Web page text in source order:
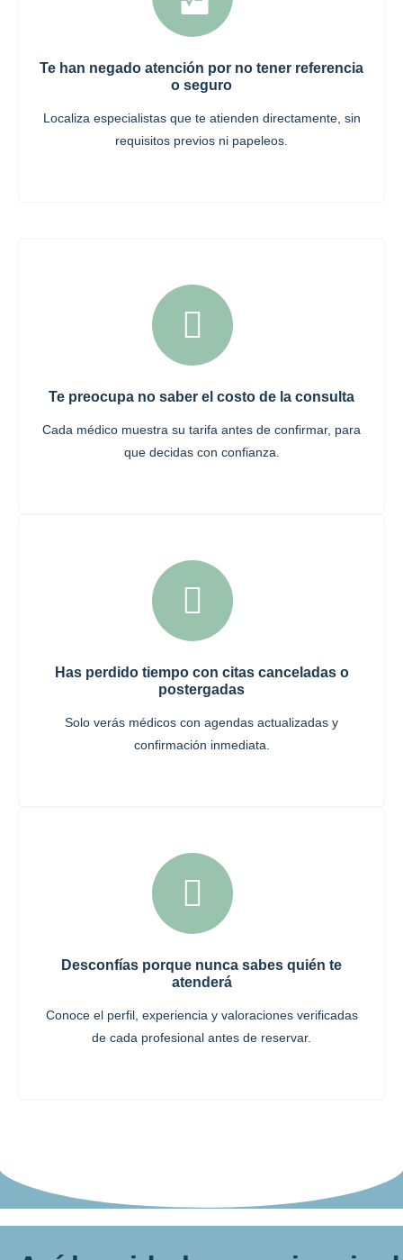
Te han negado atención por no tener referencia
o seguro
Localiza especialistas que te atienden directamente, sin
requisitos previos ni papeleos.
Te preocupa no saber el costo de la consulta
Cada médico muestra su tarifa antes de confirmar, para
que decidas con confianza.
Has perdido tiempo con citas canceladas o
postergadas
Solo verás médicos con agendas actualizadas y
confirmación inmediata.
Desconfías porque nunca sabes quién te
atenderá
Conoce el perfil, experiencia y valoraciones verificadas
de cada profesional antes de reservar.